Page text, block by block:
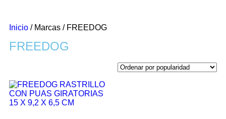
Inicio / Marcas / FREEDOG
FREEDOG